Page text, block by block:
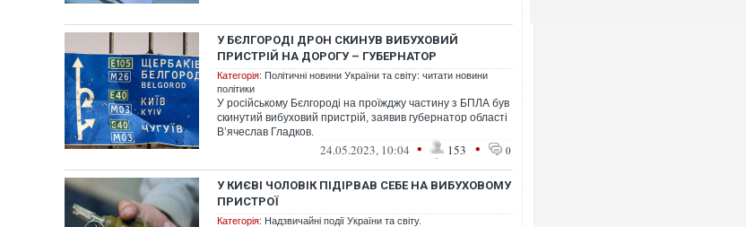
У БЄЛГОРОДІ ДРОН СКИНУВ ВИБУХОВИЙ
ПРИСТРІЙ НА ДОРОГУ – ГУБЕРНАТОР
Категорія: Політичні новини України та світу: читати новини
політики
У російському Бєлгороді на проїжджу частину з БПЛА був
скинутий вибуховий пристрій, заявив губернатор області
В’ячеслав Гладков.
24.05.2023, 10:04 • 153 • 0
У КИЄВІ ЧОЛОВІК ПІДІРВАВ СЕБЕ НА ВИБУХОВОМУ
ПРИСТРОЇ
Категорія: Надзвичайні події України та світу.